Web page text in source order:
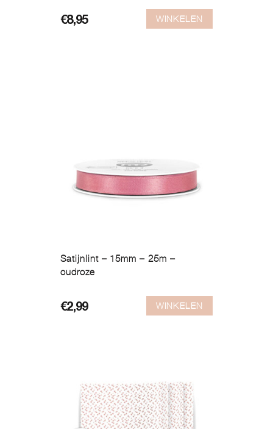
€8,95 WINKELEN
Satijnlint – 15mm – 25m –
oudroze
€2,99 WINKELEN